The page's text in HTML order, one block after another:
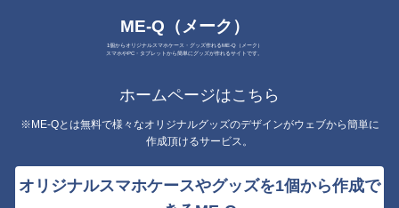
ME-Q（メーク）
1個からオリジナルスマホケース・グッズ作れるME-Q（メーク）
スマホやPC・タブレットから簡単にグッズが作れるサイトです。
ホームページはこちら
※ME-Qとは無料で様々なオリジナルグッズのデザインがウェブから簡単に
作成頂けるサービス。
オリジナルスマホケースやグッズを1個から作成で